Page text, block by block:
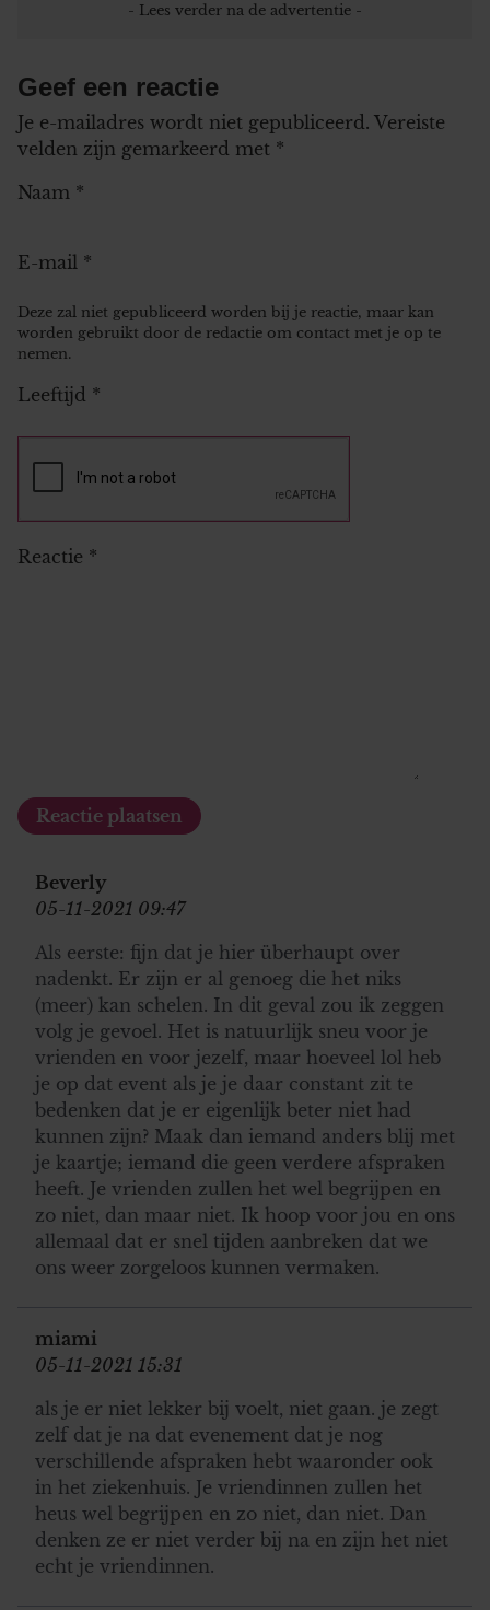
Geef een reactie
Je e-mailadres wordt niet gepubliceerd. Vereiste
velden zijn gemarkeerd met *
Naam *
E-mail *
Deze zal niet gepubliceerd worden bij je reactie, maar kan
worden gebruikt door de redactie om contact met je op te
nemen.
Leeftijd *
Reactie *
Beverly
05-11-2021 09:47
Als eerste: fijn dat je hier überhaupt over
nadenkt. Er zijn er al genoeg die het niks
(meer) kan schelen. In dit geval zou ik zeggen
volg je gevoel. Het is natuurlijk sneu voor je
vrienden en voor jezelf, maar hoeveel lol heb
je op dat event als je je daar constant zit te
bedenken dat je er eigenlijk beter niet had
kunnen zijn? Maak dan iemand anders blij met
je kaartje; iemand die geen verdere afspraken
heeft. Je vrienden zullen het wel begrijpen en
zo niet, dan maar niet. Ik hoop voor jou en ons
allemaal dat er snel tijden aanbreken dat we
ons weer zorgeloos kunnen vermaken.
miami
05-11-2021 15:31
als je er niet lekker bij voelt, niet gaan. je zegt
zelf dat je na dat evenement dat je nog
verschillende afspraken hebt waaronder ook
in het ziekenhuis. Je vriendinnen zullen het
heus wel begrijpen en zo niet, dan niet. Dan
denken ze er niet verder bij na en zijn het niet
echt je vriendinnen.